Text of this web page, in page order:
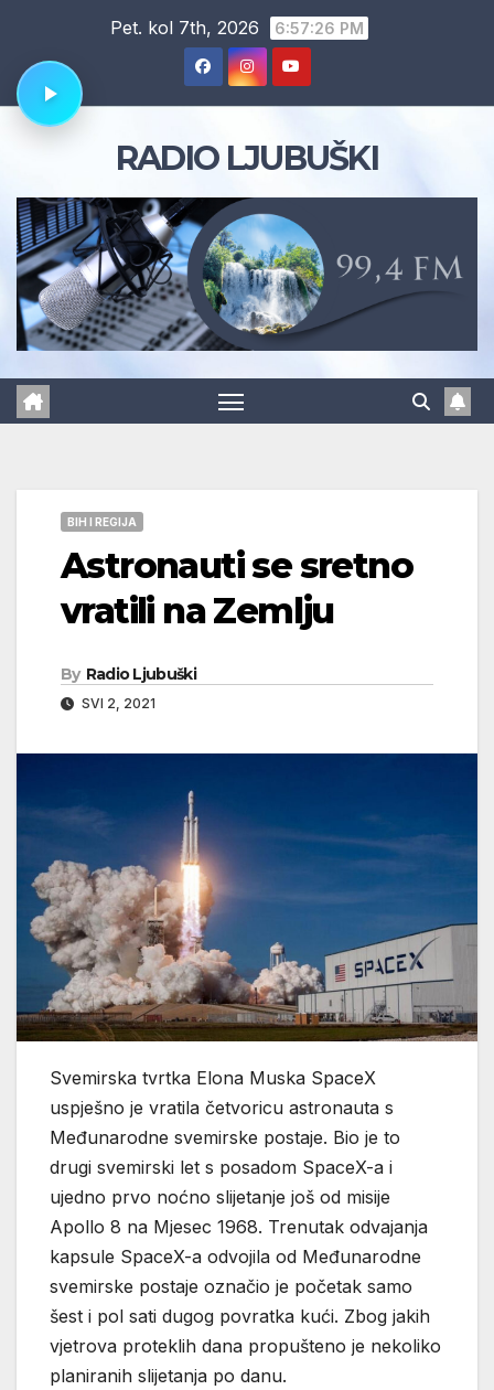
content
Pet. kol 7th, 2026 6:57:27 PM
RADIO LJUBUŠKI
BIH I REGIJA
Astronauti se sretno
vratili na Zemlju
By Radio Ljubuški
SVI 2, 2021
Svemirska tvrtka Elona Muska SpaceX
uspješno je vratila četvoricu astronauta s
Međunarodne svemirske postaje. Bio je to
drugi svemirski let s posadom SpaceX-a i
ujedno prvo noćno slijetanje još od misije
Apollo 8 na Mjesec 1968. Trenutak odvajanja
kapsule SpaceX-a odvojila od Međunarodne
svemirske postaje označio je početak samo
šest i pol sati dugog povratka kući. Zbog jakih
vjetrova proteklih dana propušteno je nekoliko
planiranih slijetanja po danu.